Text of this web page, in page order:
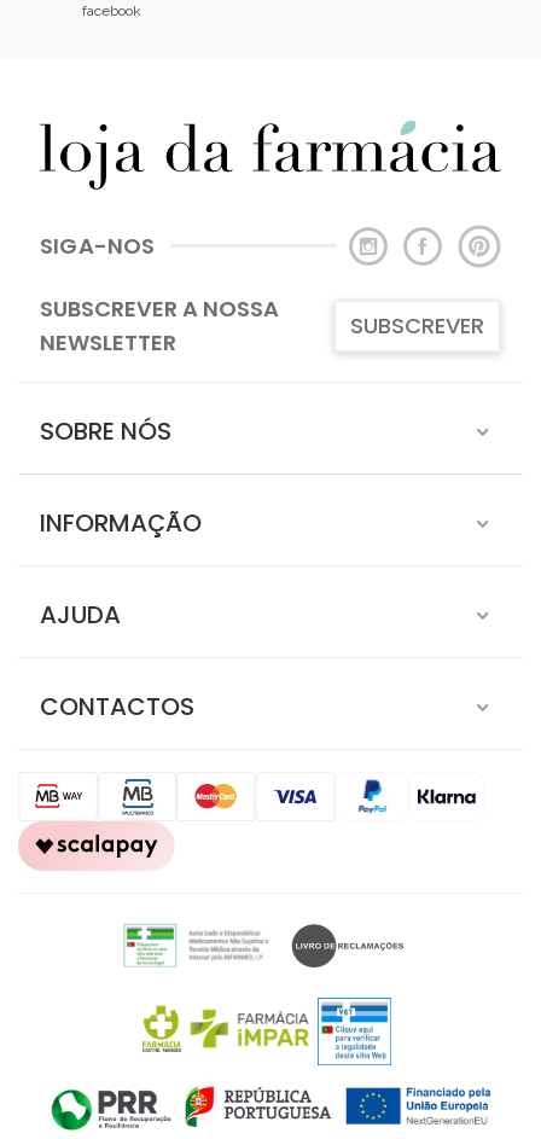
facebook
SIGA-NOS
SUBSCREVER A NOSSA
NEWSLETTER
SUBSCREVER
SOBRE NÓS
INFORMAÇÃO
AJUDA
CONTACTOS